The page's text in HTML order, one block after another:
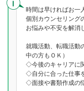
時間は早ければお一
個別カウンセリング
お悩みや不安を解消
就職活動、転職活動
中の方もＯＫ）
◇今後のキャリアに
◇自分に合った仕事
◇面接や書類作成の